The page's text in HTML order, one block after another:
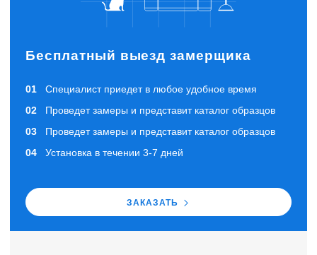
Бесплатный выезд замерщика
Специалист приедет в любое удобное время
Проведет замеры и представит каталог образцов
Проведет замеры и представит каталог образцов
Установка в течении 3-7 дней
ЗАКАЗАТЬ